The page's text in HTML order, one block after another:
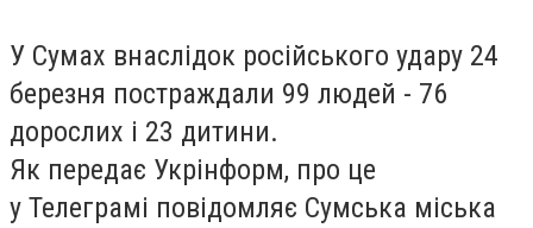
У Сумах внаслідок російського удару 24
березня постраждали 99 людей - 76
дорослих і 23 дитини.
Як передає Укрінформ, про це
у Телеграмі повідомляє Сумська міська